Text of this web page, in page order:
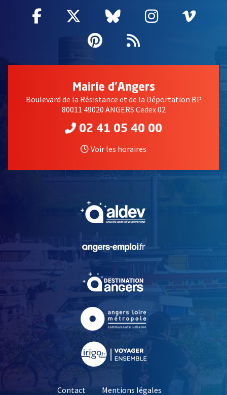
Facebook
, Ouvre une nouvelle fenêtre
Twitter
, Ouvre une nouvelle
Bluesky
, Ouvre une
Instagram
, Ouvre
,
Pinterest
, Ouvre une
Flux RSS
Mairie d'Angers
Boulevard de la Résistance et de la Déportation BP
80011 49020 ANGERS Cedex 02
02 41 05 40 00
Voir les horaires
, Ouvre une nouvelle
, Ouvre une nouvelle
Contact Mentions légales